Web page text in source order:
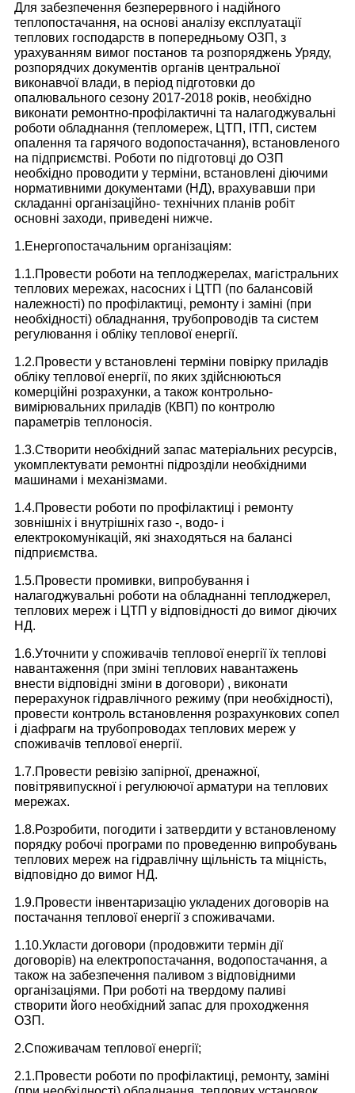
Для забезпечення безперервного і надійного
теплопостачання, на основі аналізу експлуатації
теплових господарств в попередньому ОЗП, з
урахуванням вимог постанов та розпоряджень Уряду,
розпорядчих документів органів центральної
виконавчої влади, в період підготовки до
опалювального сезону 2017-2018 років, необхідно
виконати ремонтно-профілактичні та налагоджувальні
роботи обладнання (тепломереж, ЦТП, ІТП, систем
опалення та гарячого водопостачання), встановленого
на підприємстві. Роботи по підготовці до ОЗП
необхідно проводити у терміни, встановлені діючими
нормативними документами (НД), врахувавши при
складанні організаційно- технічних планів робіт
основні заходи, приведені нижче.
1.Енергопостачальним організаціям:
1.1.Провести роботи на теплоджерелах, магістральних
теплових мережах, насосних і ЦТП (по балансовій
належності) по профілактиці, ремонту і заміні (при
необхідності) обладнання, трубопроводів та систем
регулювання і обліку теплової енергії.
1.2.Провести у встановлені терміни повірку приладів
обліку теплової енергії, по яких здійснюються
комерційні розрахунки, а також контрольно-
вимірювальних приладів (КВП) по контролю
параметрів теплоносія.
1.3.Створити необхідний запас матеріальних ресурсів,
укомплектувати ремонтні підрозділи необхідними
машинами і механізмами.
1.4.Провести роботи по профілактиці і ремонту
зовнішніх і внутрішніх газо -, водо- і
електрокомунікацій, які знаходяться на балансі
підприємства.
1.5.Провести промивки, випробування і
налагоджувальні роботи на обладнанні теплоджерел,
теплових мереж і ЦТП у відповідності до вимог діючих
НД.
1.6.Уточнити у споживачів теплової енергії їх теплові
навантаження (при зміні теплових навантажень
внести відповідні зміни в договори) , виконати
перерахунок гідравлічного режиму (при необхідності),
провести контроль встановлення розрахункових сопел
і діафрагм на трубопроводах теплових мереж у
споживачів теплової енергії.
1.7.Провести ревізію запірної, дренажної,
повітрявипускної і регулюючої арматури на теплових
мережах.
1.8.Розробити, погодити і затвердити у встановленому
порядку робочі програми по проведенню випробувань
теплових мереж на гідравлічну щільність та міцність,
відповідно до вимог НД.
1.9.Провести інвентаризацію укладених договорів на
постачання теплової енергії з споживачами.
1.10.Укласти договори (продовжити термін дії
договорів) на електропостачання, водопостачання, а
також на забезпечення паливом з відповідними
організаціями. При роботі на твердому паливі
створити його необхідний запас для проходження
ОЗП.
2.Споживачам теплової енергії;
2.1.Провести роботи по профілактиці, ремонту, заміні